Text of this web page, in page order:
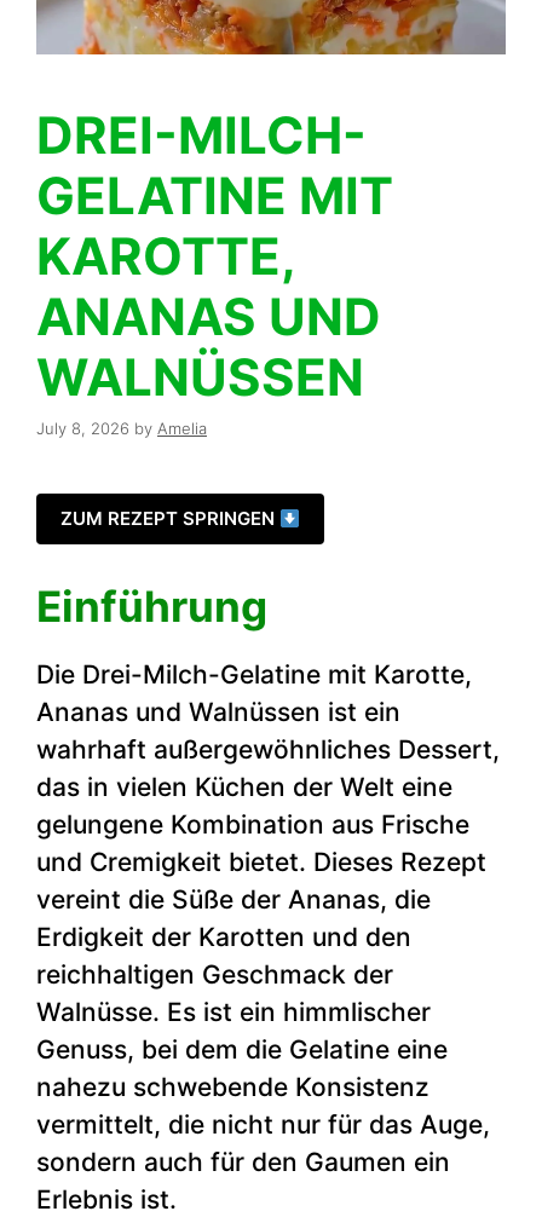
DREI-MILCH-
GELATINE MIT
KAROTTE,
ANANAS UND
WALNÜSSEN
July 8, 2026 by Amelia
ZUM REZEPT SPRINGEN
Einführung
Die Drei-Milch-Gelatine mit Karotte,
Ananas und Walnüssen ist ein
wahrhaft außergewöhnliches Dessert,
das in vielen Küchen der Welt eine
gelungene Kombination aus Frische
und Cremigkeit bietet. Dieses Rezept
vereint die Süße der Ananas, die
Erdigkeit der Karotten und den
reichhaltigen Geschmack der
Walnüsse. Es ist ein himmlischer
Genuss, bei dem die Gelatine eine
nahezu schwebende Konsistenz
vermittelt, die nicht nur für das Auge,
sondern auch für den Gaumen ein
Erlebnis ist.